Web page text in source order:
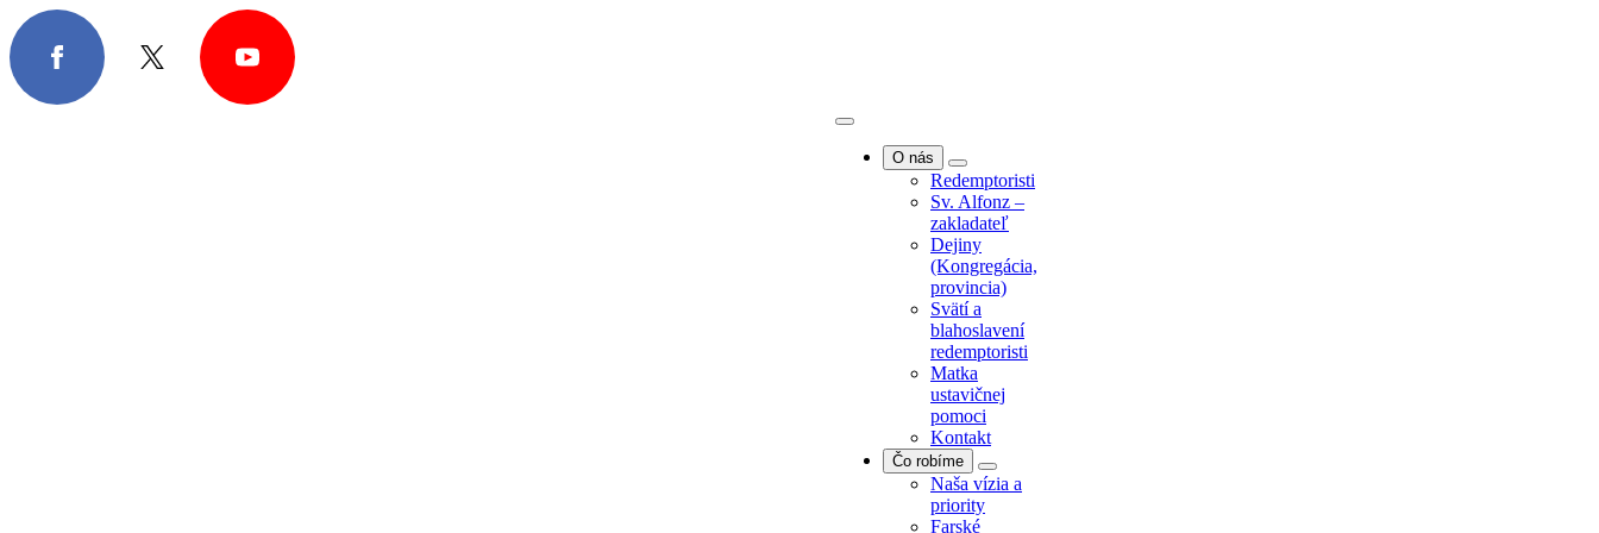
O nás
Redemptoristi
Sv. Alfonz –
zakladateľ
Dejiny
(Kongregácia,
provincia)
Svätí a
blahoslavení
redemptoristi
Matka
ustavičnej
pomoci
Kontakt
Čo robíme
Naša vízia a
priority
Farské
(Kongregácia,
provincia)
Svätí a
blahoslavení
redemptoristi
Matka
ustavičnej
pomoci
Kontakt
Čo robíme
Naša vízia a
priority
Farské
misie/exercície
Farská
pastorácia
Povolania
Spolupráca s